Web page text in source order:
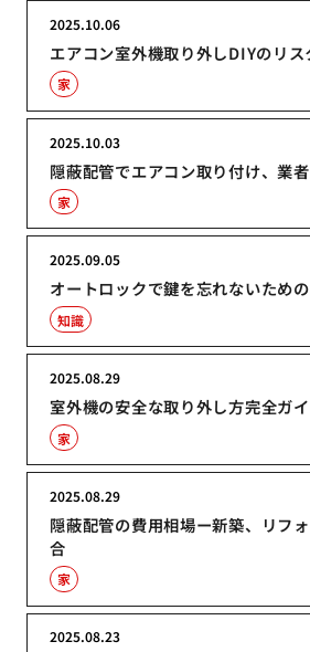
エアコン室外機取り外しDIYのリス
2025.10.06
家
隠蔽配管でエアコン取り付け、業
2025.10.03
家
オートロックで鍵を忘れないため
2025.09.05
知識
室外機の安全な取り外し方完全ガ
2025.08.29
家
隠蔽配管の費用相場ー新築、リフ
合
2025.08.29
家
2025.08.23